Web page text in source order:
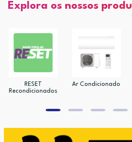
Explora os nossos
RESET
Recondicionados
Ar Condicionado